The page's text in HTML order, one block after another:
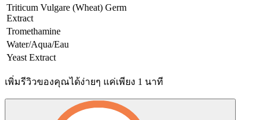
Triticum Vulgare (Wheat) Germ
Extract
Tromethamine
Water/Aqua/Eau
Yeast Extract
เพิ่มรีวิวของคุณได้ง่ายๆ แค่เพียง 1 นาที